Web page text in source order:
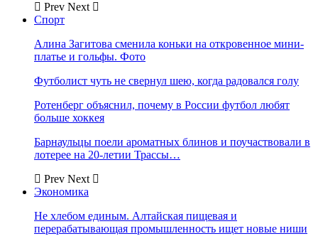
Prev Next
Спорт
Алина Загитова сменила коньки на откровенное мини-
платье и гольфы. Фото
Футболист чуть не свернул шею, когда радовался голу
Ротенберг объяснил, почему в России футбол любят
больше хоккея
Барнаульцы поели ароматных блинов и поучаствовали в
лотерее на 20-летии Трассы…
Prev Next
Экономика
Не хлебом единым. Алтайская пищевая и
перерабатывающая промышленность ищет новые ниши